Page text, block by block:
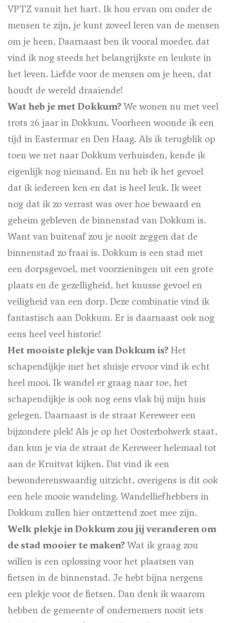
VPTZ vanuit het hart. Ik hou ervan om onder de
mensen te zijn, je kunt zoveel leren van de mensen
om je heen. Daarnaast ben ik vooral moeder, dat
vind ik nog steeds het belangrijkste en leukste in
het leven. Liefde voor de mensen om je heen, dat
houdt de wereld draaiende!
Wat heb je met Dokkum? We wonen nu met veel
trots 26 jaar in Dokkum. Voorheen woonde ik een
tijd in Eastermar en Den Haag. Als ik terugblik op
toen we net naar Dokkum verhuisden, kende ik
eigenlijk nog niemand. En nu heb ik het gevoel
dat ik iedereen ken en dat is heel leuk. Ik weet
nog dat ik zo verrast was over hoe bewaard en
geheim gebleven de binnenstad van Dokkum is.
Want van buitenaf zou je nooit zeggen dat de
binnenstad zo fraai is. Dokkum is een stad met
een dorpsgevoel, met voorzieningen uit een grote
plaats en de gezelligheid, het knusse gevoel en
veiligheid van een dorp. Deze combinatie vind ik
fantastisch aan Dokkum. Er is daarnaast ook nog
eens heel veel historie!
Het mooiste plekje van Dokkum is? Het
schapendijkje met het sluisje ervoor vind ik echt
heel mooi. Ik wandel er graag naar toe, het
schapendijkje is ook nog eens vlak bij mijn huis
gelegen. Daarnaast is de straat Kereweer een
bijzondere plek! Als je op het Oosterbolwerk staat,
dan kun je via de straat de Kereweer helemaal tot
aan de Kruitvat kijken. Dat vind ik een
bewonderenswaardig uitzicht, overigens is dit ook
een hele mooie wandeling. Wandelliefhebbers in
Dokkum zullen hier ontzettend zoet mee zijn.
Welk plekje in Dokkum zou jij veranderen om
de stad mooier te maken? Wat ik graag zou
willen is een oplossing voor het plaatsen van
fietsen in de binnenstad. Je hebt bijna nergens
een plekje voor de fietsen. Dan denk ik waarom
hebben de gemeente of ondernemers nooit iets